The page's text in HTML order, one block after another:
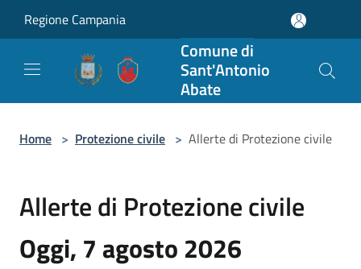
Regione Campania
Comune di
Sant'Antonio
Abate
Home > Protezione civile > Allerte di Protezione civile
Allerte di Protezione civile
Oggi, 7 agosto 2026